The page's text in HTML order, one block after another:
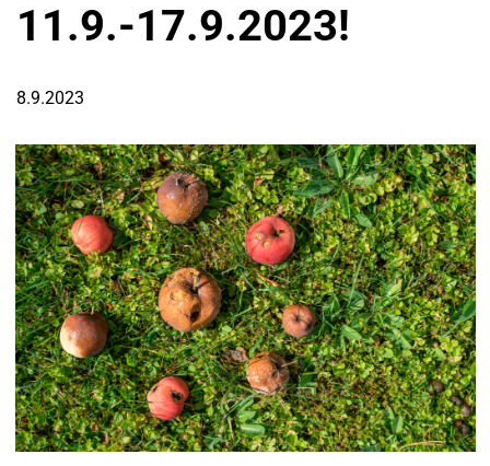
11.9.-17.9.2023!
8.9.2023